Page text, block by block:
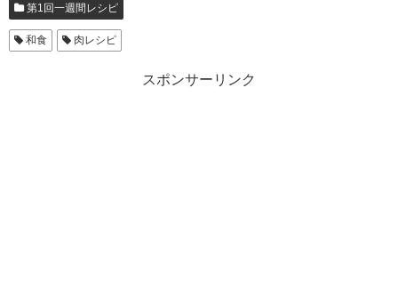
第1回一週間レシピ
和食 肉レシピ
スポンサーリンク